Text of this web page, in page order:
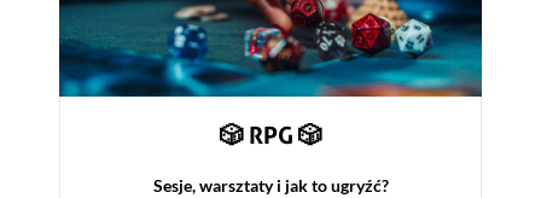
🎲 RPG 🎲
Sesje, warsztaty i jak to ugryźć?